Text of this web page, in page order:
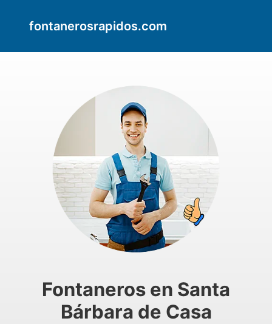
fontanerosrapidos.com
Fontaneros en Santa
Bárbara de Casa